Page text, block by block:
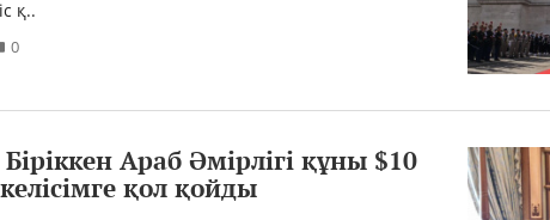
қ..
0
Араб Әмірлігі құны $10
қол қойды